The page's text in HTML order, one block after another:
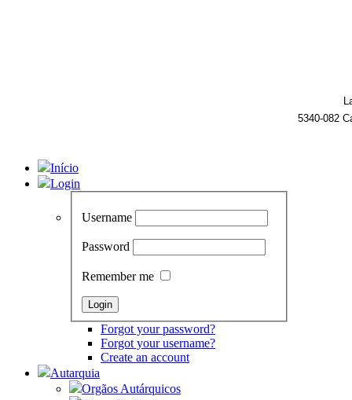
5340-082
Início
Login
Username
Password
Remember me
Forgot your password?
Forgot your username?
Create an account
Autarquia
Orgãos Autárquicos